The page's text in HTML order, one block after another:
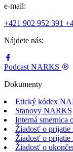
e-mail:
+421 902 952 391
Nájdete nás:
Podcast NARKS
Dokumenty
Etický kódex
Stanovy NARKS
Interná
Žiadosť o prijatie
Žiadosť o prijatie
Žiadosť o